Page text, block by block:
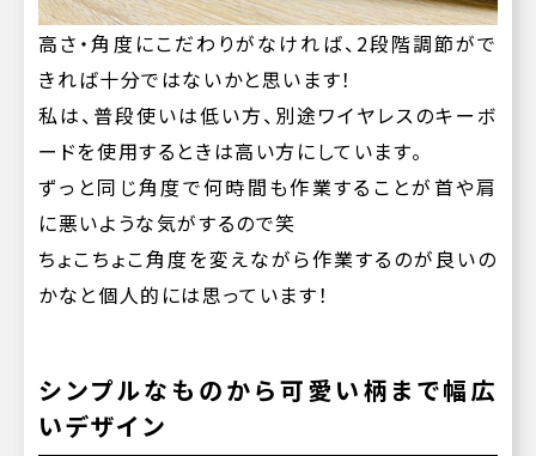
高さ・角度にこだわりがなければ、2段階調節がで
きれば十分ではないかと思います！
私は、普段使いは低い方、別途ワイヤレスのキーボ
ードを使用するときは高い方にしています。
ずっと同じ角度で何時間も作業することが首や肩
に悪いような気がするので笑
ちょこちょこ角度を変えながら作業するのが良いの
かなと個人的には思っています！
シンプルなものから可愛い柄まで幅広
いデザイン